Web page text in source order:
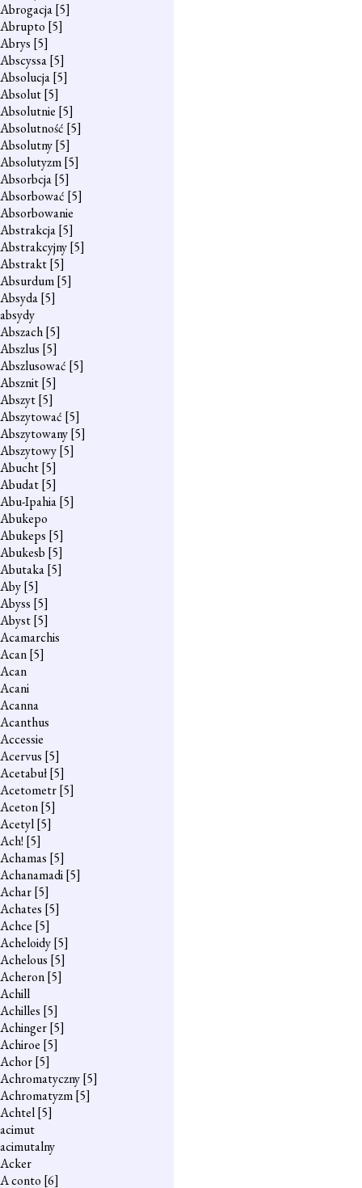
Abrogacja[5]
Abrupto [5]
Abrys [5]
Abscyssa[5]
Absolucja[5]
Absolut[5]
Absolutnie [5]
Absolutność [5]
Absolutny[5]
Absolutyzm[5]
Absorbcja[5]
Absorbować [5]
Absorbowanie
Abstrakcja[5]
Abstrakcyjny[5]
Abstrakt[5]
Absurdum[5]
Absyda[5]
absydy
Abszach[5]
Abszlus [5]
Abszlusować [5]
Absznit[5]
Abszyt[5]
Abszytować [5]
Abszytowany[5]
Abszytowy[5]
Abucht[5]
Abudat[5]
Abu-Ipahia[5]
Abukepo
Abukeps [5]
Abukesb [5]
Abutaka[5]
Aby[5]
Abyss [5]
Abyst[5]
Acamarchis
Acan[5]
Acan
Acani
Acanna
Acanthus
Accessie
Acervus [5]
Acetabuł[5]
Acetometr[5]
Aceton[5]
Acetyl[5]
Ach! [5]
Achamas [5]
Achanamadi[5]
Achar[5]
Achates [5]
Achce [5]
Acheloidy[5]
Achelous [5]
Acheron[5]
Achill
Achilles [5]
Achinger[5]
Achiroe [5]
Achor[5]
Achromatyczny[5]
Achromatyzm[5]
Achtel[5]
acimut
acimutalny
Acker
A conto [6]